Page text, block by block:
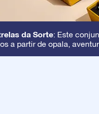
da Sorte: Este
a partir de opala,